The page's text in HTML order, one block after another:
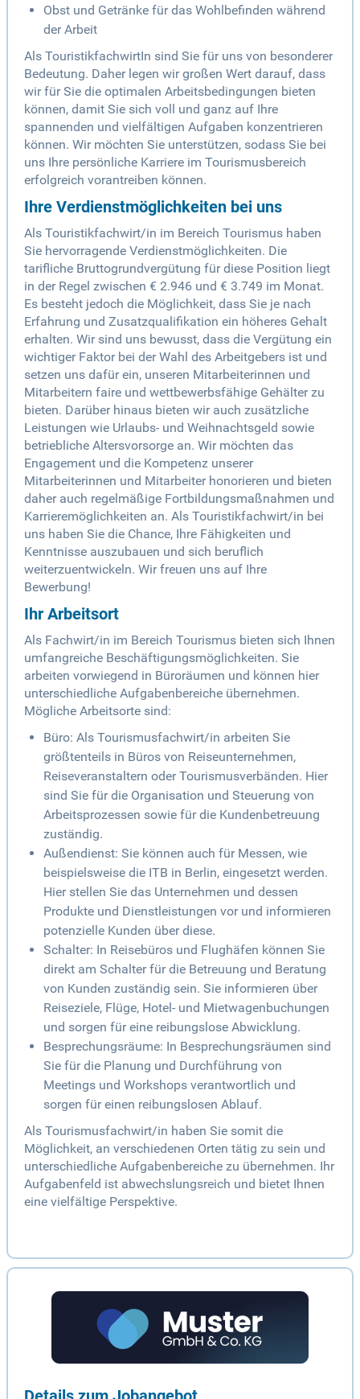
Obst und Getränke für das Wohlbefinden während
der Arbeit
Als TouristikfachwirtIn sind Sie für uns von besonderer
Bedeutung. Daher legen wir großen Wert darauf, dass
wir für Sie die optimalen Arbeitsbedingungen bieten
können, damit Sie sich voll und ganz auf Ihre
spannenden und vielfältigen Aufgaben konzentrieren
können. Wir möchten Sie unterstützen, sodass Sie bei
uns Ihre persönliche Karriere im Tourismusbereich
erfolgreich vorantreiben können.
Ihre Verdienstmöglichkeiten bei uns
Als Touristikfachwirt/in im Bereich Tourismus haben
Sie hervorragende Verdienstmöglichkeiten. Die
tarifliche Bruttogrundvergütung für diese Position liegt
in der Regel zwischen € 2.946 und € 3.749 im Monat.
Es besteht jedoch die Möglichkeit, dass Sie je nach
Erfahrung und Zusatzqualifikation ein höheres Gehalt
erhalten. Wir sind uns bewusst, dass die Vergütung ein
wichtiger Faktor bei der Wahl des Arbeitgebers ist und
setzen uns dafür ein, unseren Mitarbeiterinnen und
Mitarbeitern faire und wettbewerbsfähige Gehälter zu
bieten. Darüber hinaus bieten wir auch zusätzliche
Leistungen wie Urlaubs- und Weihnachtsgeld sowie
betriebliche Altersvorsorge an. Wir möchten das
Engagement und die Kompetenz unserer
Mitarbeiterinnen und Mitarbeiter honorieren und bieten
daher auch regelmäßige Fortbildungsmaßnahmen und
Karrieremöglichkeiten an. Als Touristikfachwirt/in bei
uns haben Sie die Chance, Ihre Fähigkeiten und
Kenntnisse auszubauen und sich beruflich
weiterzuentwickeln. Wir freuen uns auf Ihre
Bewerbung!
Ihr Arbeitsort
Als Fachwirt/in im Bereich Tourismus bieten sich Ihnen
umfangreiche Beschäftigungsmöglichkeiten. Sie
arbeiten vorwiegend in Büroräumen und können hier
unterschiedliche Aufgabenbereiche übernehmen.
Mögliche Arbeitsorte sind:
Büro: Als Tourismusfachwirt/in arbeiten Sie
größtenteils in Büros von Reiseunternehmen,
Reiseveranstaltern oder Tourismusverbänden. Hier
sind Sie für die Organisation und Steuerung von
Arbeitsprozessen sowie für die Kundenbetreuung
zuständig.
Außendienst: Sie können auch für Messen, wie
beispielsweise die ITB in Berlin, eingesetzt werden.
Hier stellen Sie das Unternehmen und dessen
Produkte und Dienstleistungen vor und informieren
potenzielle Kunden über diese.
Schalter: In Reisebüros und Flughäfen können Sie
direkt am Schalter für die Betreuung und Beratung
von Kunden zuständig sein. Sie informieren über
Reiseziele, Flüge, Hotel- und Mietwagenbuchungen
und sorgen für eine reibungslose Abwicklung.
Besprechungsräume: In Besprechungsräumen sind
Sie für die Planung und Durchführung von
Meetings und Workshops verantwortlich und
sorgen für einen reibungslosen Ablauf.
Als Tourismusfachwirt/in haben Sie somit die
Möglichkeit, an verschiedenen Orten tätig zu sein und
unterschiedliche Aufgabenbereiche zu übernehmen. Ihr
Aufgabenfeld ist abwechslungsreich und bietet Ihnen
eine vielfältige Perspektive.